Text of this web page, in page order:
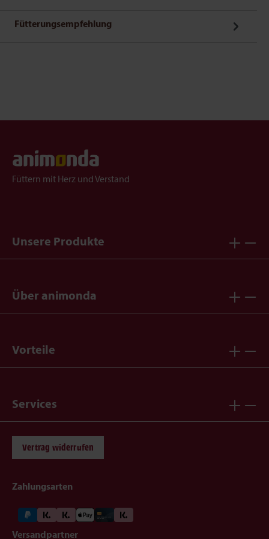
Fütterungsempfehlung
Füttern mit Herz und Verstand
Unsere Produkte
Über animonda
Vorteile
Services
Vertrag widerrufen
Zahlungsarten
Versandpartner